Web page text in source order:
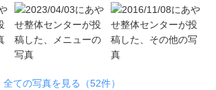
全ての写真を見る（52件）